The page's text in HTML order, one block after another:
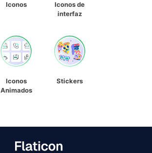
Iconos
Iconos de
interfaz
Iconos
Animados
Stickers